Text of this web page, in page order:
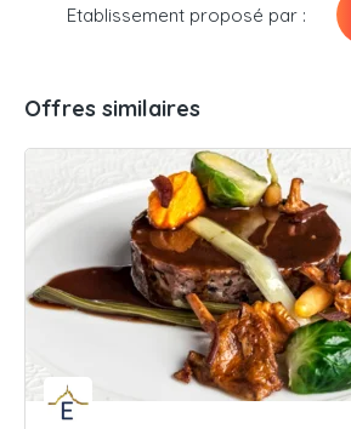
Etablissement proposé par :
Offres similaires